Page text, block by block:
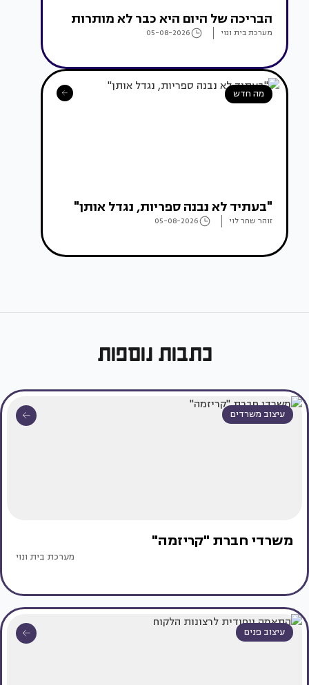
הבריכה של היום היא כבר לא מותרות
מערכת בית ונוי 05-08-2026
מה חדש
"בעתיד לא נבנה ספריות, נגדל אותן"
זוהר שחר לוי 05-08-2026
כתבות נוספות
עיצוב משרדים
משרדי חברת "קריזמה"
מערכת בית ונוי
עיצוב פנים